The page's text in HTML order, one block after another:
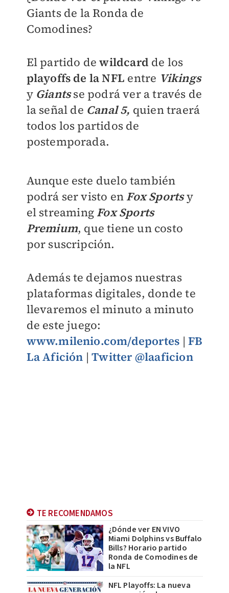
Giants de la Ronda de
Comodines?
El partido dewildcard de los
playoffs de la NFL entre Vikings
y Giantsse podrá ver a través de
la señal de Canal 5, quien traerá
todos los partidos de
postemporada.
Aunque este duelo también
podrá ser visto en Fox Sportsy
el streaming Fox Sports
Premium, que tiene un costo
por suscripción.
Además te dejamos nuestras
plataformas digitales, donde te
llevaremos el minuto a minuto
de este juego:
www.milenio.com/deportes | FB
La Afición |Twitter @laaficion
TE RECOMENDAMOS
¿Dónde ver EN VIVO
Miami Dolphins vs Buffalo
Bills? Horario partido
Ronda de Comodines de
la NFL
NFL Playoffs: La nueva